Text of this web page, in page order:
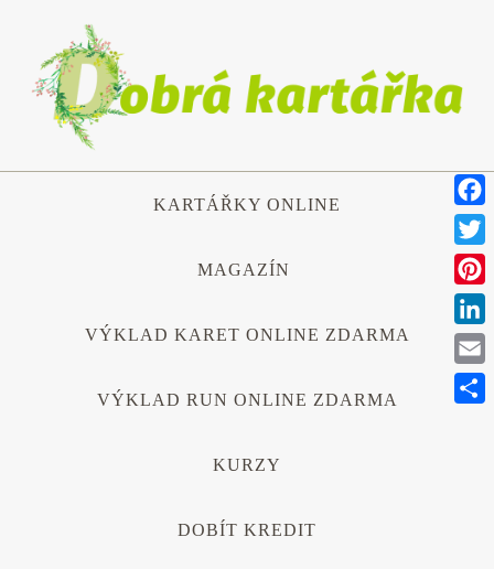
obsah
KARTÁŘKY ONLINE
MAGAZÍN
VÝKLAD KARET ONLINE ZDARMA
VÝKLAD RUN ONLINE ZDARMA
KURZY
DOBÍT KREDIT